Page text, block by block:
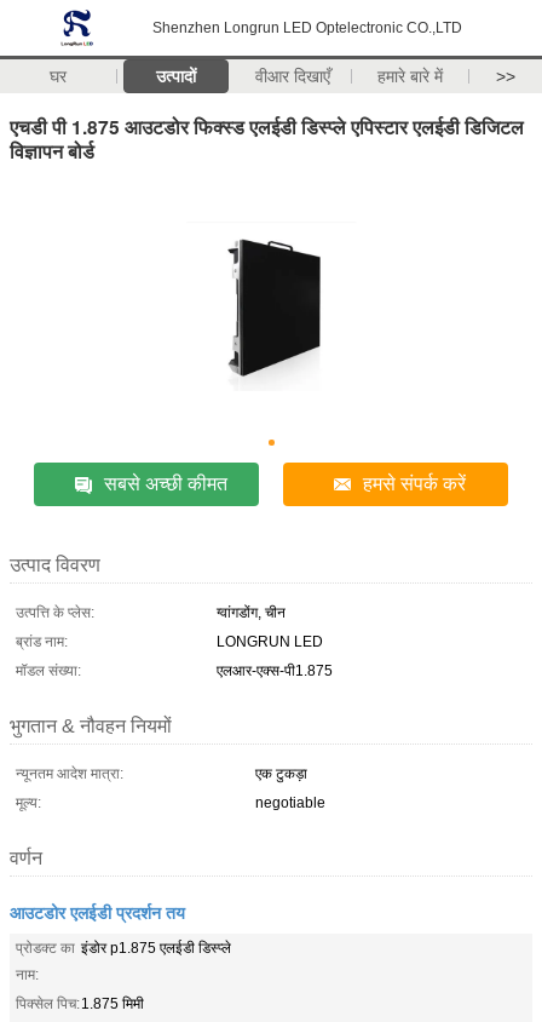
Shenzhen Longrun LED Optelectronic CO.,LTD
घर उत्पादों वीआर दिखाएँ हमारे बारे में >>
एचडी पी 1.875 आउटडोर फिक्स्ड एलईडी डिस्प्ले एपिस्टार एलईडी डिजिटल
विज्ञापन बोर्ड
सबसे अच्छी कीमत हमसे संपर्क करें
उत्पाद विवरण
उत्पत्ति के प्लेस:
ग्वांगडोंग, चीन
ब्रांड नाम:
LONGRUN LED
मॉडल संख्या:
एलआर-एक्स-पी1.875
भुगतान & नौवहन नियमों
न्यूनतम आदेश मात्रा:
एक टुकड़ा
मूल्य:
negotiable
वर्णन
आउटडोर एलईडी प्रदर्शन तय
प्रोडक्ट का
नाम:
इंडोर p1.875 एलईडी डिस्प्ले
पिक्सेल पिच:1.875 मिमी